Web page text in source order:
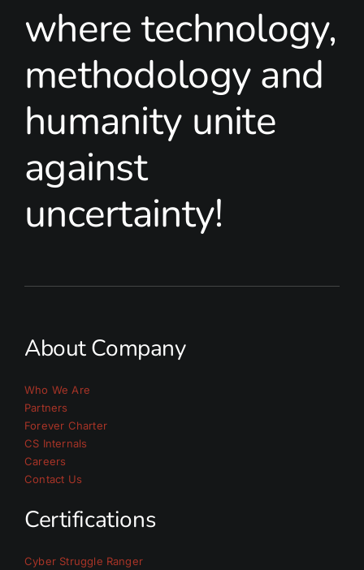
where technology,
methodology and
humanity unite
against
uncertainty!
About Company
Who We Are
Partners
Forever Charter
CS Internals
Careers
Contact Us
Certifications
Cyber Struggle Ranger